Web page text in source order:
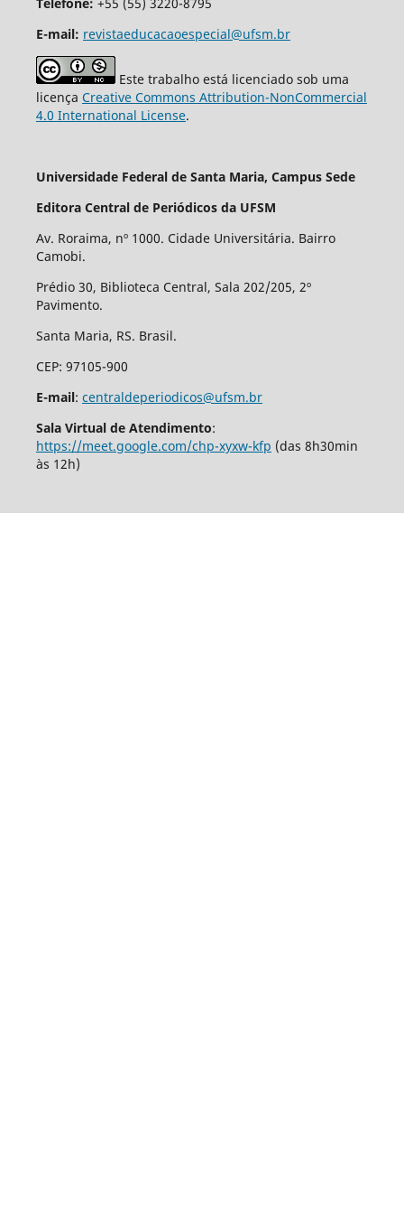
Telefone: +55 (55) 3220-8795
E-mail: revistaeducacaoespecial@ufsm.br
Este trabalho está licenciado sob uma
licença Creative Commons Attribution-NonCommercial
4.0 International License.
Universidade Federal de Santa Maria, Campus Sede
Editora Central de Periódicos da UFSM
Av. Roraima, nº 1000. Cidade Universitária. Bairro
Camobi.
Prédio 30, Biblioteca Central, Sala 202/205, 2º
Pavimento.
Santa Maria, RS. Brasil.
CEP: 97105-900
E-mail: centraldeperiodicos@ufsm.br
Sala Virtual de Atendimento:
https://meet.google.com/chp-xyxw-kfp (das 8h30min
às 12h)